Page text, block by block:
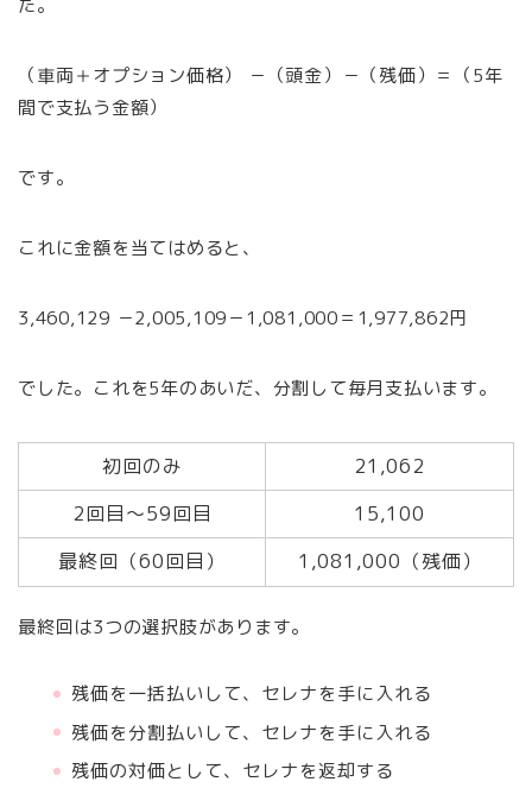
た。
（車両＋オプション価格） －（頭金）－（残価）＝（5年
間で支払う金額）
です。
これに金額を当てはめると、
3,460,129 －2,005,109－1,081,000＝1,977,862円
でした。これを5年のあいだ、分割して毎月支払います。
初回のみ
21,062
2回目～59回目
15,100
最終回（60回目）
1,081,000（残価）
最終回は3つの選択肢があります。
残価を一括払いして、セレナを手に入れる
残価を分割払いして、セレナを手に入れる
残価の対価として、セレナを返却する